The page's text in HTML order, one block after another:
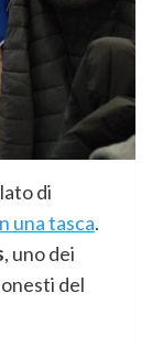
di
una tasca.
, uno dei
del